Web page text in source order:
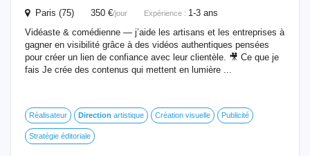
Paris (75) 350 €/jour Expérience : 1-3 ans
Vidéaste & comédienne — j’aide les artisans et les entreprises à
gagner en visibilité grâce à des vidéos authentiques pensées
pour créer un lien de confiance avec leur clientèle. 🎥 Ce que je
fais Je crée des contenus qui mettent en lumière ...
Réalisateur Direction artistique Création visuelle Publicité
Stratégie éditoriale